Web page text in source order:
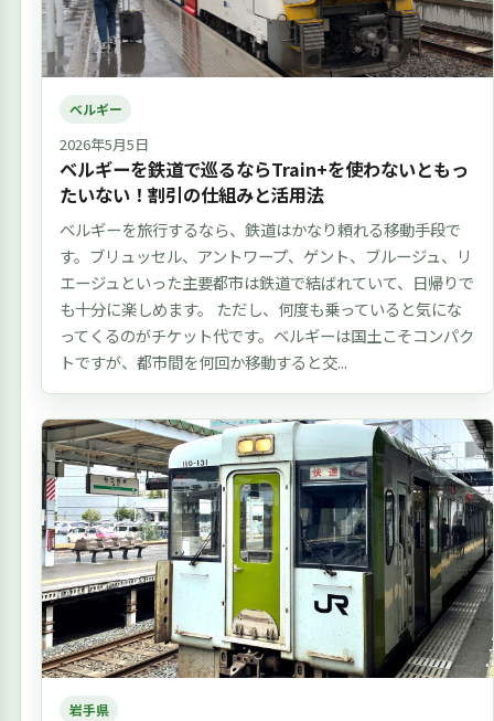
ベルギー
2026年5月5日
ベルギーを鉄道で巡るならTrain+を使わないともっ
たいない！割引の仕組みと活用法
ベルギーを旅行するなら、鉄道はかなり頼れる移動手段で
す。ブリュッセル、アントワープ、ゲント、ブルージュ、リ
エージュといった主要都市は鉄道で結ばれていて、日帰りで
も十分に楽しめます。 ただし、何度も乗っていると気にな
ってくるのがチケット代です。ベルギーは国土こそコンパク
トですが、都市間を何回か移動すると交...
岩手県